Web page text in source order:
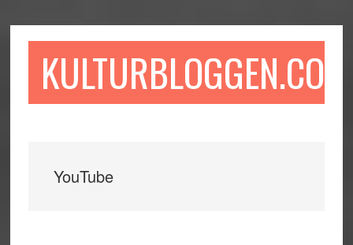
till
till
sidofältet
till
KULTURBLOGGEN.COM
YouTube